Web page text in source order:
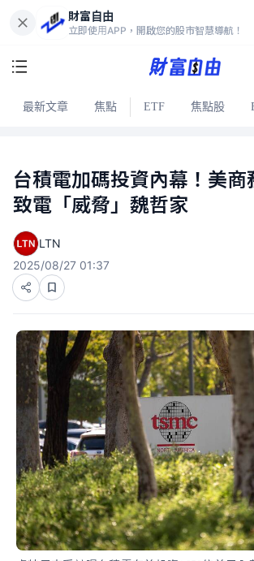
財富自由
立即使用APP，開啟您的股市智慧導航！
最新文章 焦點 ETF 焦點股
台積電加碼投資內幕！美商
致電「威脅」魏哲家
LTN
2025/08/27 01:37